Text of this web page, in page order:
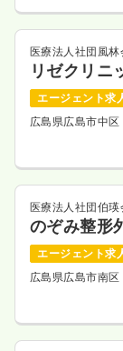
医療法人社団風林
リゼクリニ
エージェント求
広島県広島市中区
医療法人社団伯瑛
のぞみ整形
エージェント求
広島県広島市南区